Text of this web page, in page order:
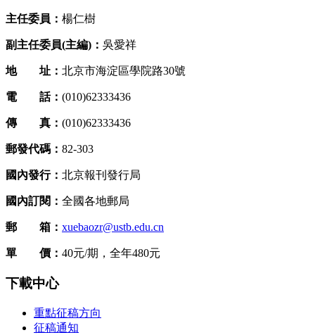
主任委員： 楊仁樹
副主任委員(主編)： 吳愛祥
地 址： 北京市海淀區學院路30號
電 話： (010)62333436
傳 真： (010)62333436
郵發代碼： 82-303
國內發行： 北京報刊發行局
國內訂閱： 全國各地郵局
郵 箱： xuebaozr@ustb.edu.cn
單 價： 40元/期，全年480元
下載中心
重點征稿方向
征稿通知